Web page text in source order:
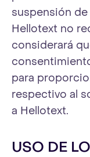
suspensión
Hellotext no
considerará
para
respectivo al
a Hellotext.
USO DE